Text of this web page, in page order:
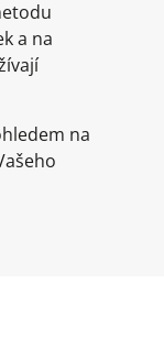
a na
na